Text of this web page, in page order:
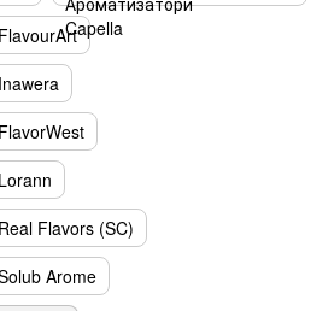
Flavors (SC)
Arome